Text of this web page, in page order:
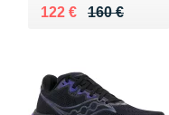
160 €
Au lieu de 160 €
122 €
Vendu 122 €